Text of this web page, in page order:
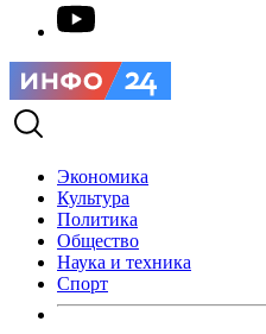
Экономика
Культура
Политика
Общество
Наука и техника
Спорт